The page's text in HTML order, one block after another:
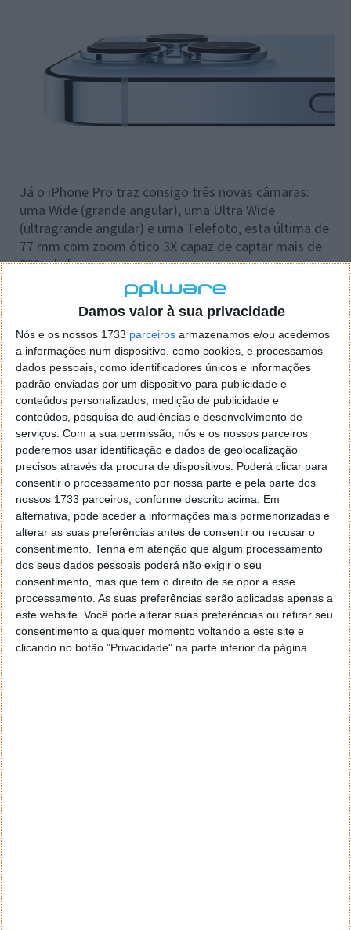
Damos valor à sua privacidade
Nós e os nossos 1733 parceiros armazenamos e/ou acedemos
a informações num dispositivo, como cookies, e processamos
dados pessoais, como identificadores únicos e informações
padrão enviadas por um dispositivo para publicidade e
conteúdos personalizados, medição de publicidade e
conteúdos, pesquisa de audiências e desenvolvimento de
serviços. Com a sua permissão, nós e os nossos parceiros
poderemos usar identificação e dados de geolocalização
precisos através da procura de dispositivos. Poderá clicar para
consentir o processamento por nossa parte e pela parte dos
nossos 1733 parceiros, conforme descrito acima. Em
alternativa, pode aceder a informações mais pormenorizadas e
alterar as suas preferências antes de consentir ou recusar o
consentimento. Tenha em atenção que algum processamento
dos seus dados pessoais poderá não exigir o seu
consentimento, mas que tem o direito de se opor a esse
processamento. As suas preferências serão aplicadas apenas a
este website. Você pode alterar suas preferências ou retirar seu
consentimento a qualquer momento voltando a este site e
clicando no botão "Privacidade" na parte inferior da página.
Já o iPhone Pro traz consigo três novas câmaras:
uma Wide (grande angular), uma Ultra Wide
(ultragrande angular) e uma Telefoto, esta última de
77 mm com zoom ótico 3X capaz de captar mais de
92% de luz.
No que respeita ao preço, o iPhone 13 tem um valor
base de 929 euros, o modelo mini começa nos 829
euros, a versão Pro está à venda desde 1.179 euros e
a variante Pro Max começa nos 1.279€. Como
curiosidade, saibaquantos dias tem que trabalhar
para conseguir comprar um iPhone 13.
Desta forma, queremos então que nos diga qual é a
sua opinião sobre os novos telefones da Apple.
Participe na nossa questão desta semana
Questão desta semana:
Qual a sua opinião sobre os novos